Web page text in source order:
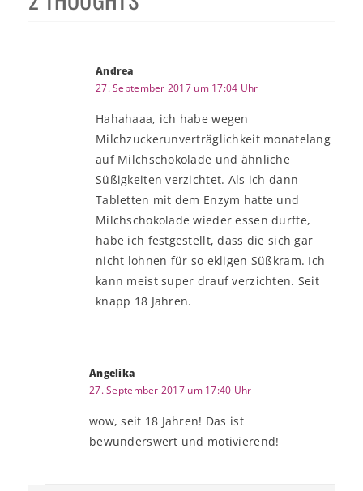
Andrea
27. September 2017 um 17:04 Uhr
Hahahaaa, ich habe wegen
Milchzuckerunverträglichkeit monatelang
auf Milchschokolade und ähnliche
Süßigkeiten verzichtet. Als ich dann
Tabletten mit dem Enzym hatte und
Milchschokolade wieder essen durfte,
habe ich festgestellt, dass die sich gar
nicht lohnen für so ekligen Süßkram. Ich
kann meist super drauf verzichten. Seit
knapp 18 Jahren.
Angelika
27. September 2017 um 17:40 Uhr
wow, seit 18 Jahren! Das ist
bewunderswert und motivierend!